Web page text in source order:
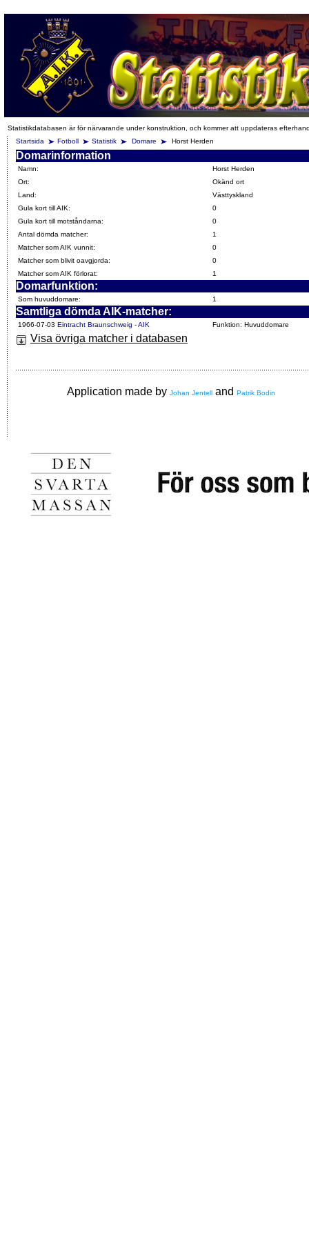
Statistikdatabasen är för närvarande under konstruktion, och kommer att uppdateras
Startsida
Fotboll Statistik Domare Horst Herden
Domarinformation
Namn:
Horst Herden
Ort:
Okänd ort
Land:
Västtyskland
Gula kort till AIK:
0
Gula kort till motståndarna:
0
Antal dömda matcher:
1
Matcher som AIK vunnit:
0
Matcher som blivit oavgjorda:
0
Matcher som AIK förlorat:
1
Domarfunktion:
Som huvuddomare: 1
Samtliga dömda AIK-matcher:
1966-07-03 Eintracht Braunschweig - AIK Funktion: Huvuddomare
Visa övriga matcher i databasen
Application made by Johan Jentell and Patrik Bodin